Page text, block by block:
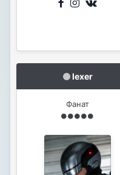
lexer
Фанат